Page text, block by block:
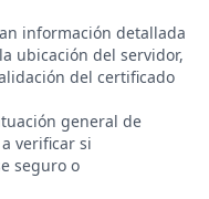
información detallada
ubicación del servidor,
del certificado
general de
verificar si
seguro o